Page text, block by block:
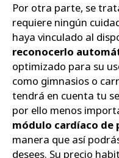
Por otra parte, se
requiere ningún
haya vinculado al
reconocerlo
optimizado para su
como gimnasios o
tendrá en cuenta tu
por ello menos
módulo cardíaco de
manera que así
desees. Su precio